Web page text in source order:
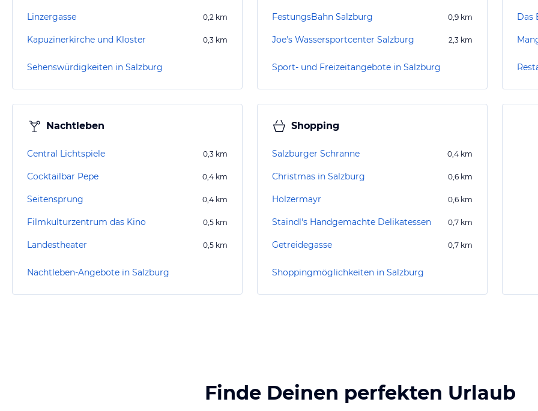
Linzergasse 0,2 km
Kapuzinerkirche und Kloster 0,3 km
Sehenswürdigkeiten in Salzburg
FestungsBahn Salzburg 0,9 km
Joe's Wassersportcenter Salzburg 2,3 km
Sport- und Freizeitangebote in Salzburg
Das
Nachtleben
Central Lichtspiele 0,3 km
Cocktailbar Pepe 0,4 km
Seitensprung 0,4 km
Filmkulturzentrum das Kino 0,5 km
Landestheater 0,5 km
Nachtleben-Angebote in Salzburg
Shopping
Salzburger Schranne 0,4 km
Christmas in Salzburg 0,6 km
Holzermayr 0,6 km
Staindl's Handgemachte Delikatessen 0,7 km
Getreidegasse 0,7 km
Shoppingmöglichkeiten in Salzburg
Finde Deinen perfekten Urlaub